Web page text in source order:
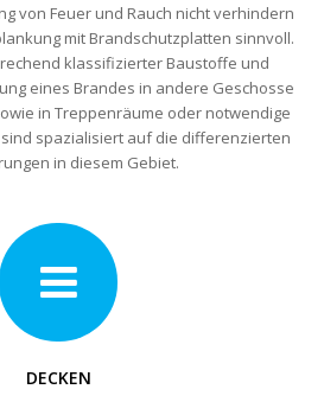
von Feuer und Rauch nicht verhindern
mit Brandschutzplatten sinnvoll.
klassifizierter Baustoffe und
eines Brandes in andere Geschosse
in Treppenräume oder notwendige
spazialisiert auf die differenzierten
in diesem Gebiet.
DECKEN